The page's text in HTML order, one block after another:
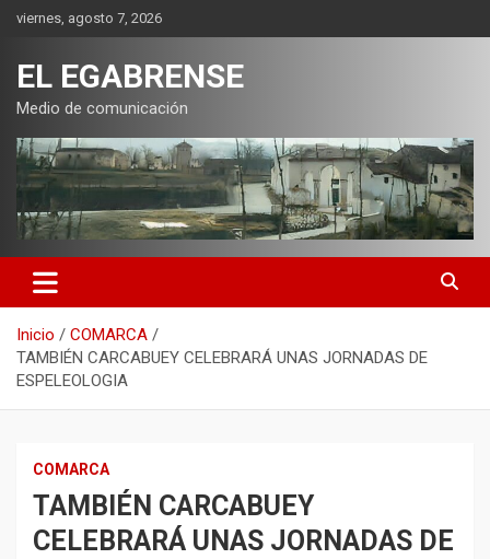
Saltarviernes, agosto 7, 2026
EL EGABRENSE
Medio de comunicación
Inicio
COMARCA
TAMBIÉN CARCABUEY CELEBRARÁ UNAS JORNADAS DE
ESPELEOLOGIA
COMARCA
TAMBIÉN CARCABUEY
CELEBRARÁ UNAS JORNADAS DE